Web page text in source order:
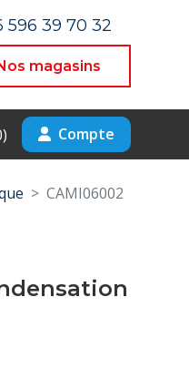
596 39 70 32
magasins
) Compte
CAMI06002